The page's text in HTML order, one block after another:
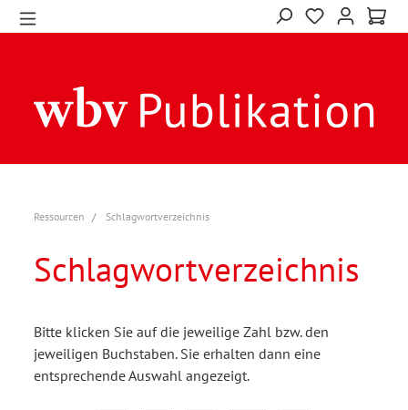
Ressourcen Schlagwortverzeichnis
Schlagwortverzeichnis
Bitte klicken Sie auf die jeweilige Zahl bzw. den
jeweiligen Buchstaben. Sie erhalten dann eine
entsprechende Auswahl angezeigt.